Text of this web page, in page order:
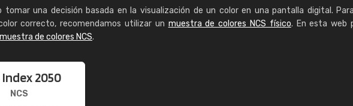
tomar una decisión basada en la visualización de un color en una pantalla digital.
correcto, recomendamos utilizar un muestra de colores NCS físico. En esta web
de colores NCS.
Index 2050
NCS